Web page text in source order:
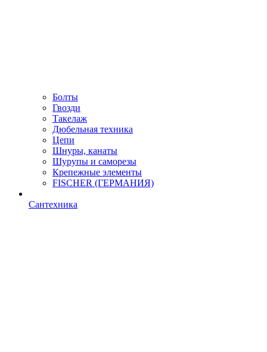
Болты
Гвозди
Такелаж
Дюбельная техника
Цепи
Шнуры, канаты
Шурупы и саморезы
Крепежные элементы
FISCHER (ГЕРМАНИЯ)
Сантехника